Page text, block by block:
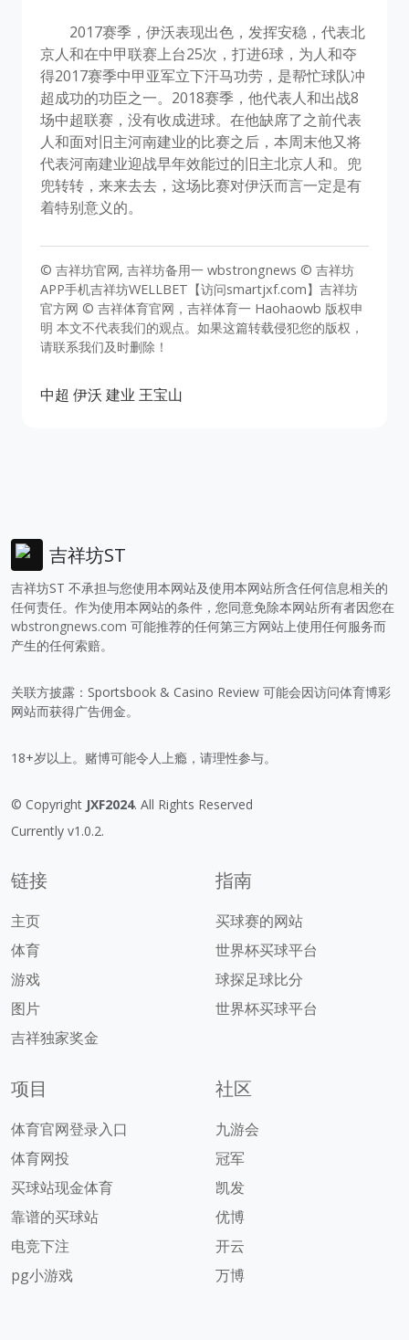
2017赛季，伊沃表现出色，发挥安稳，代表北
京人和在中甲联赛上台25次，打进6球，为人和夺
得2017赛季中甲亚军立下汗马功劳，是帮忙球队冲
超成功的功臣之一。2018赛季，他代表人和出战8
场中超联赛，没有收成进球。在他缺席了之前代表
人和面对旧主河南建业的比赛之后，本周末他又将
代表河南建业迎战早年效能过的旧主北京人和。兜
兜转转，来来去去，这场比赛对伊沃而言一定是有
着特别意义的。
© 吉祥坊官网, 吉祥坊备用一 wbstrongnews © 吉祥坊
APP手机吉祥坊WELLBET【访问smartjxf.com】吉祥坊
官方网 © 吉祥体育官网，吉祥体育一 Haohaowb 版权申
明 本文不代表我们的观点。如果这篇转载侵犯您的版权，
请联系我们及时删除！
中超 伊沃 建业 王宝山
吉祥坊ST
吉祥坊ST 不承担与您使用本网站及使用本网站所含任何信息相关的
任何责任。作为使用本网站的条件，您同意免除本网站所有者因您在
wbstrongnews.com 可能推荐的任何第三方网站上使用任何服务而
产生的任何索赔。
关联方披露：Sportsbook & Casino Review 可能会因访问体育博彩
网站而获得广告佣金。
18+岁以上。赌博可能令人上瘾，请理性参与。
© Copyright JXF2024. All Rights Reserved
Currently v1.0.2.
链接
主页
体育
游戏
图片
吉祥独家奖金
指南
买球赛的网站
世界杯买球平台
球探足球比分
世界杯买球平台
项目
体育官网登录入口
体育网投
买球站现金体育
靠谱的买球站
电竞下注
pg小游戏
社区
九游会
冠军
凯发
优博
开云
万博